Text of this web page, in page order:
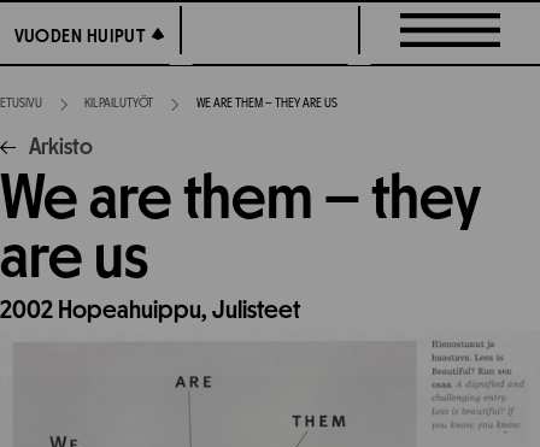
suoraan
sisältöön
VUODEN HUIPUT
VUODEN HUIPUT
ETUSIVU KILPAILUTYÖT WE ARE THEM – THEY ARE US
Arkisto
We are them – they
are us
2002 Hopeahuippu, Julisteet